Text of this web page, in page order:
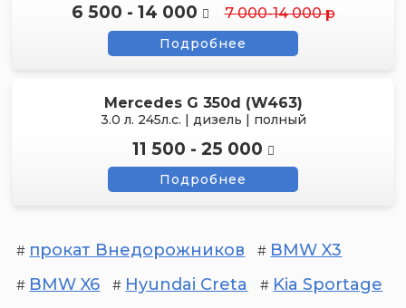
6 500 - 14 000 7 000-14 000 р
Подробнее
Mercedes G 350d (W463)
3.0 л. 245л.с. | дизель | полный
11 500 - 25 000
Подробнее
# прокат Внедорожников # BMW X3
# BMW X6 # Hyundai Creta # Kia Sportage